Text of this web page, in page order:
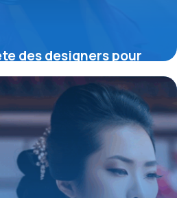
des designers pour
unie et transformer